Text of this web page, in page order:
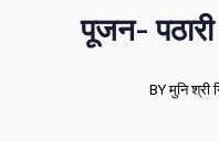
पूजन-
BY मुनि श्री